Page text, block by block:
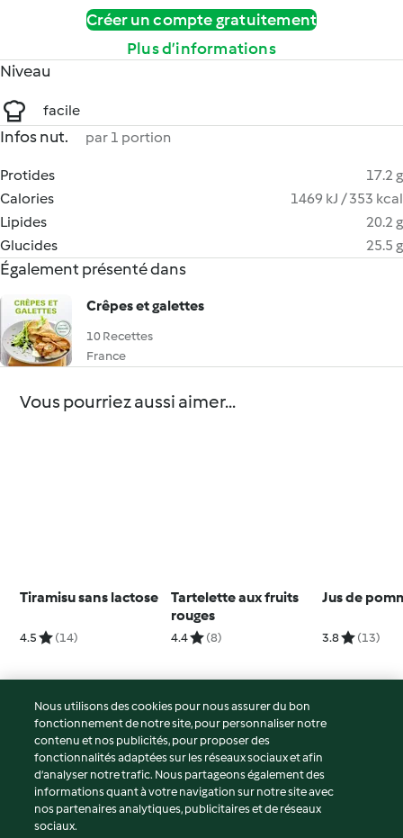
Créer un compte gratuitement
Plus d’informations
Niveau
facile
Infos nut. par 1 portion
Protides
17.2 g
Calories
1469 kJ / 353 kcal
Lipides
20.2 g
Glucides
25.5 g
Également présenté dans
Crêpes et galettes
10 Recettes
France
Vous pourriez aussi aimer...
Tiramisu sans lactose
4.5 (14)
Tartelette aux fruits
rouges
4.4 (8)
Jus de
3.8 (13)
© Copyright 2026
Conditions d'utilisation
Politique de confidentialité
Non-responsabilité
Mentions légales
Nous utilisons des cookies pour nous assurer du bon
fonctionnement de notre site, pour personnaliser notre
contenu et nos publicités, pour proposer des
fonctionnalités adaptées sur les réseaux sociaux et afin
d’analyser notre trafic. Nous partageons également des
informations quant à votre navigation sur notre site avec
nos partenaires analytiques, publicitaires et de réseaux
sociaux.